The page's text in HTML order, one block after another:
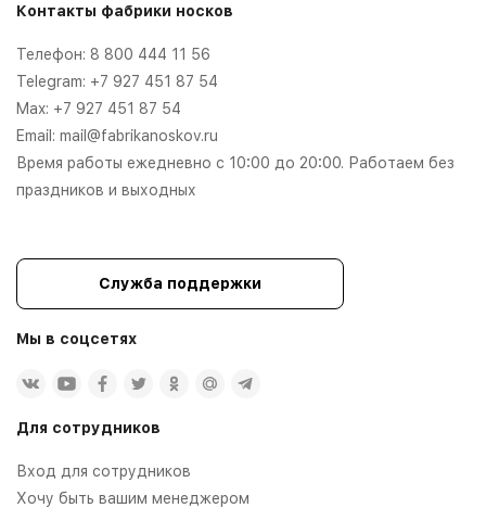
Контакты фабрики носков
Телефон: 8 800 444 11 56
Telegram: +7 927 451 87 54
Max: +7 927 451 87 54
Email: mail@fabrikanoskov.ru
Время работы ежедневно с 10:00 до 20:00. Работаем без
праздников и выходных
Служба поддержки
Мы в соцсетях
Для сотрудников
Вход для сотрудников
Хочу быть вашим менеджером